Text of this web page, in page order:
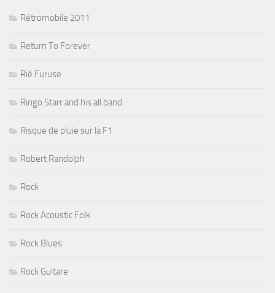
Rétromobile 2011
Return To Forever
Rié Furuse
Ringo Starr and his all band
Risque de pluie sur la F1
Robert Randolph
Rock
Rock Acoustic Folk
Rock Blues
Rock Guitare